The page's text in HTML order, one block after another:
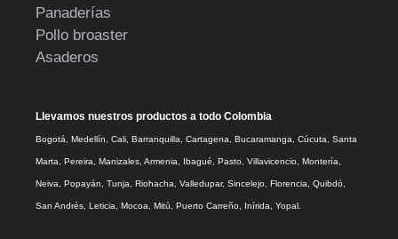
Panaderías
Pollo broaster
Asaderos
Llevamos nuestros productos a todo Colombia
Bogotá, Medellín, Cali, Barranquilla, Cartagena, Bucaramanga, Cúcuta, Santa
Marta, Pereira, Manizales, Armenia, Ibagué, Pasto, Villavicencio, Montería,
Neiva, Popayán, Tunja, Riohacha, Valledupar, Sincelejo, Florencia, Quibdó,
San Andrés, Leticia, Mocoa, Mitú, Puerto Carreño, Inírida, Yopal.